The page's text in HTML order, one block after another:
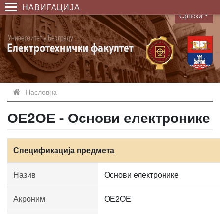
НАВИГАЦИЈА
Language
Српски
Насловна
ОЕ2ОЕ - Основи електронике
Спецификација предмета
Назив Основи електронике
Акроним ОЕ2ОЕ